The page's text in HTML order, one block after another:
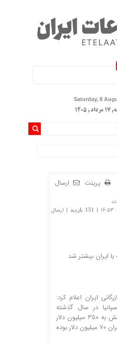
Saturday, 8
ارسال پرینت
151 بازدید
| ارسال
با ایران بیشتر شد
ایران اعلام کرد:
در سال گذشته
میلادی با سه درصد افزایش به ۳۵۰ میلیون دلار
رسیده که سهم صادرات ایران ۷۰ میلیون دلار بوده